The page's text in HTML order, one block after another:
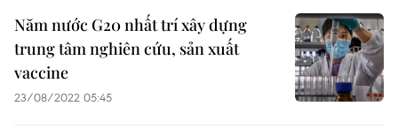
Năm nước G20 nhất trí xây dựng
trung tâm nghiên cứu, sản xuất
vaccine
23/08/2022 05:45